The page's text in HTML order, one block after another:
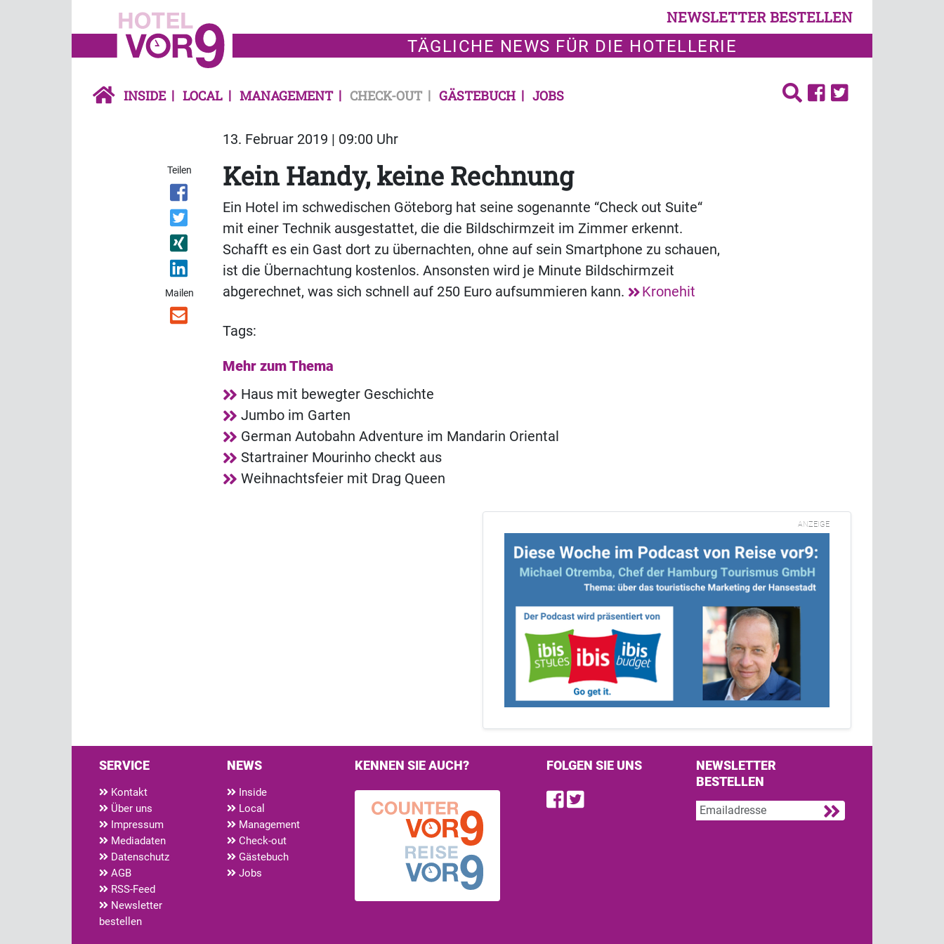
NEWSLETTER BESTELLEN
TÄGLICHE NEWS FÜR DIE HOTELLERIE
INSIDE LOCAL MANAGEMENT CHECK-OUT GÄSTEBUCH JOBS
13. Februar 2019 | 09:00 Uhr
Teilen
Mailen
Kein Handy, keine Rechnung
Ein Hotel im schwedischen Göteborg hat seine sogenannte “Check out Suite“
mit einer Technik ausgestattet, die die Bildschirmzeit im Zimmer erkennt.
Schafft es ein Gast dort zu übernachten, ohne auf sein Smartphone zu schauen,
ist die Übernachtung kostenlos. Ansonsten wird je Minute Bildschirmzeit
abgerechnet, was sich schnell auf 250 Euro aufsummieren kann.
Kronehit
Tags:
Mehr zum Thema
Haus mit bewegter Geschichte
Jumbo im Garten
German Autobahn Adventure im Mandarin Oriental
Startrainer Mourinho checkt aus
Weihnachtsfeier mit Drag Queen
ANZEIGE
SERVICE
Kontakt
Über uns
Impressum
Mediadaten
Datenschutz
AGB
RSS-Feed
Newsletter
bestellen
NEWS
Inside
Local
Management
Check-out
Gästebuch
Jobs
KENNEN SIE AUCH? FOLGEN SIE UNS
Find us on Facebook
Follow us on Twitter
NEWSLETTER
BESTELLEN